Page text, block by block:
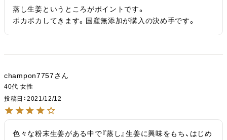
蒸し生姜というところがポイントです。
ポカポカしてきます。国産無添加が購入の決め手です。
champon7757
40代 女性
投稿日
2021/12/12
色々な粉末生姜がある中で『蒸し』生姜に興味をもち、はじめ